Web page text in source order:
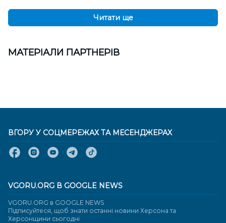
Читати ще
МАТЕРІАЛИ ПАРТНЕРІВ
ВГОРУ У СОЦМЕРЕЖАХ ТА МЕСЕНДЖЕРАХ
VGORU.ORG В GOOGLE NEWS
VGORU.ORG в GOOGLE NEWS
Підписуйтеся, щоб знати останні новини Херсона та
Херсонщини сьогодні